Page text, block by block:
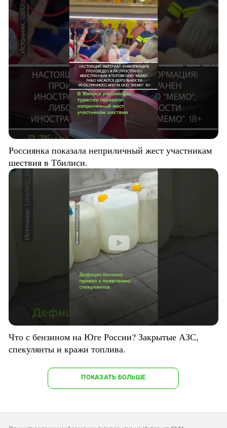
Россиянка показала неприличный жест участникам
шествия в Тбилиси.
Что с бензином на Юге России? Закрытые АЗС,
спекулянты и кражи топлива.
ПОКАЗАТЬ БОЛЬШЕ